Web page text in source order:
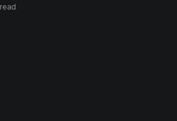
с выбором методологии